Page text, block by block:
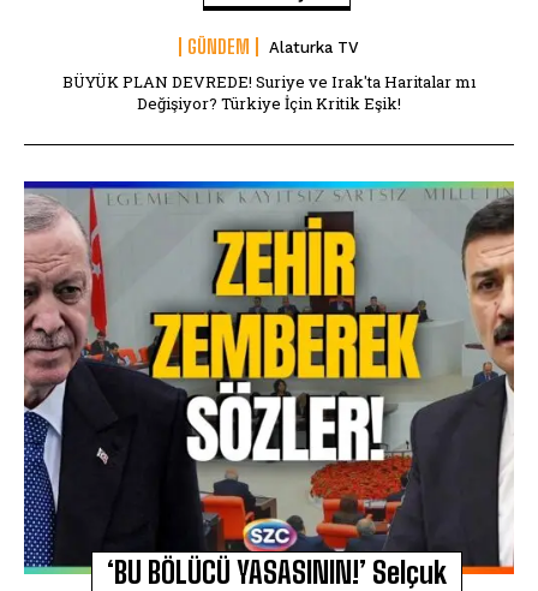
GÜNDEM Alaturka TV
BÜYÜK PLAN DEVREDE! Suriye ve Irak'ta Haritalar mı
Değişiyor? Türkiye İçin Kritik Eşik!
‘BU BÖLÜCÜ YASASININ!’ Selçuk